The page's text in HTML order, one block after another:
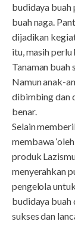
budidaya buah
buah naga.
dijadikan
itu, masih
Tanaman buah
Namun anak-
dibimbing dan
benar.
Selain
membawa
produk
menyerahkan
pengelola
budidaya buah
sukses dan